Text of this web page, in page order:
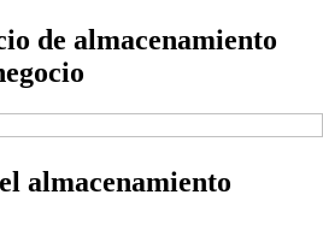
de almacenamiento
almacenamiento